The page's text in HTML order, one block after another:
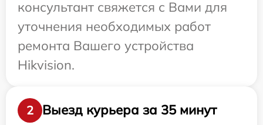
консультант свяжется с Вами для
уточнения необходимых работ
ремонта Вашего устройства
Hikvision.
2 Выезд курьера за 35 минут